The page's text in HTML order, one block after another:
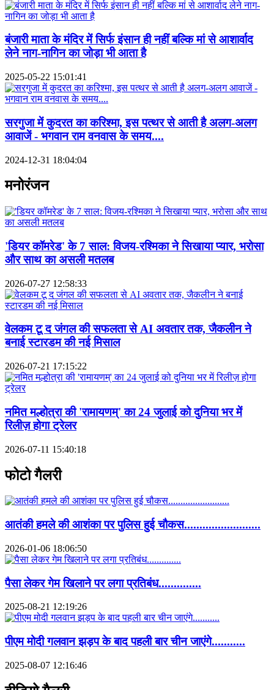
बंजारी माता के मंदिर में सिर्फ इंसान ही नहीं बल्कि मां से आशार्वाद
लेने नाग-नागिन का जोड़ा भी आता है
2025-05-22 15:01:41
सरगुजा में कुदरत का करिश्मा, इस पत्थर से आती है अलग-अलग
आवाजें - भगवान राम वनवास के समय....
2024-12-31 18:04:04
मनोरंजन
'डियर कॉमरेड' के 7 साल: विजय-रश्मिका ने सिखाया प्यार, भरोसा
और साथ का असली मतलब
2026-07-27 12:58:33
वेलकम टू द जंगल की सफलता से AI अवतार तक, जैकलीन ने
बनाई स्टारडम की नई मिसाल
2026-07-21 17:15:22
नमित मल्होत्रा की 'रामायणम्' का 24 जुलाई को दुनिया भर में
रिलीज़ होगा ट्रेलर
2026-07-11 15:40:18
फोटो गैलरी
आतंकी हमले की आशंका पर पुलिस हुई चौकस.........................
2026-01-06 18:06:50
पैसा लेकर गेम खिलाने पर लगा प्रतिबंध..............
2025-08-21 12:19:26
पीएम मोदी गलवान झड़प के बाद पहली बार चीन जाएंगे...........
2025-08-07 12:16:46